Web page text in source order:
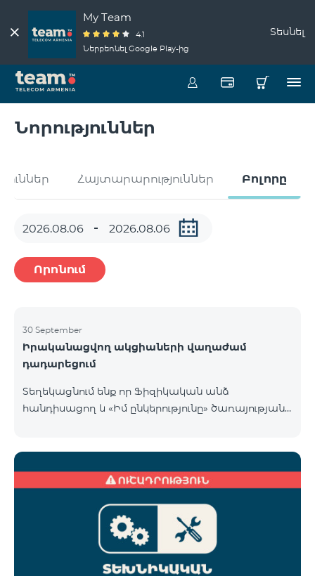
My Team
4.1
Ներբեռնել Google Play-ից
Տեսնել
Նորություններ
Հայտարարություններ Բոլորը
Որոնում
30 September
Իրականացվող ակցիաների վաղաժամ
դադարեցում
Տեղեկացնում ենք որ Ֆիզիկական անձ
հանդիսացող և «Իմ ընկերությունը» ծառայության
վաղաժամ դադարեցվել է 30․09․2024-ին ստորև
նշված քաղաքներում։ Վայք Չարենցավան